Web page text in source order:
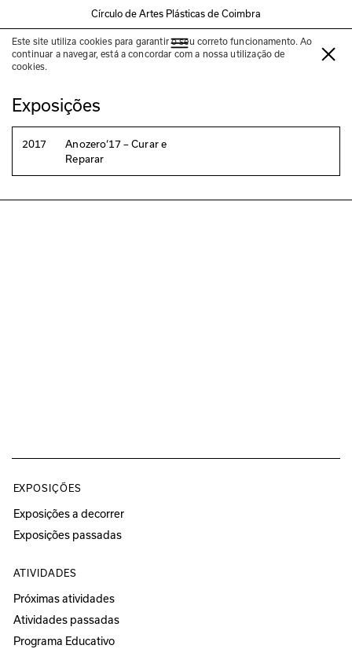
Círculo de Artes Plásticas de Coimbra
Este site utiliza cookies para garantir o seu correto funcionamento. Ao
continuar a navegar, está a concordar com a nossa utilização de
cookies.
Louise Bourgeois
Exposições
2017
Anozero‘17 – Curar e
Reparar
EXPOSIÇÕES
Exposições a decorrer
Exposições passadas
ATIVIDADES
Próximas atividades
Atividades passadas
Programa Educativo